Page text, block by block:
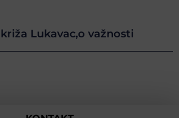
Lukavac,o važnosti